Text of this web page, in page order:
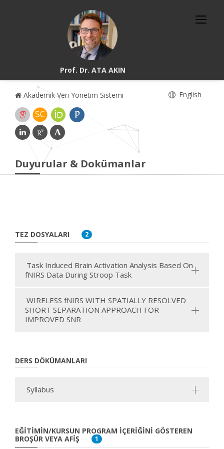
Prof. Dr. ATA AKIN
Akademik Veri Yönetim Sistemi English
Duyurular & Dokümanlar
TEZ DOSYALARI 2
Task Induced Brain Activation Analysis Based On
fNIRS Data During Stroop Task
WIRELESS fNIRS WITH SPATIALLY RESOLVED
SHORT SEPARATION APPROACH FOR
IMPROVED SNR
DERS DÖKÜMANLARI
Syllabus
EĞITIMIN/KURSUN PROGRAM İÇERIĞINI GÖSTEREN
BROŞÜR VEYA AFIŞ
1